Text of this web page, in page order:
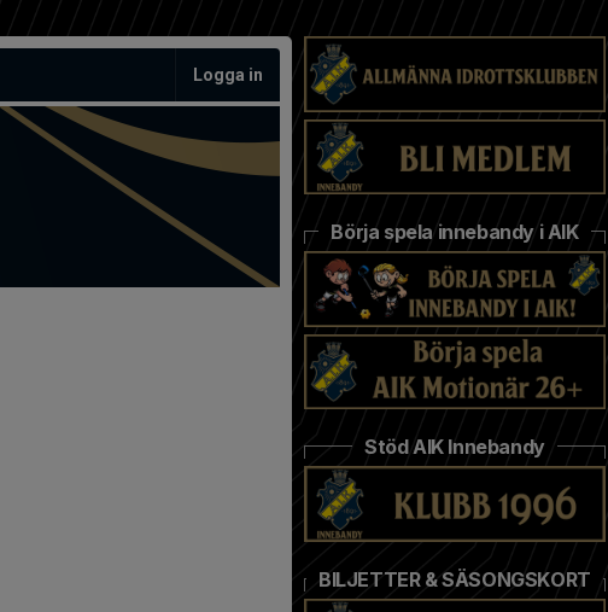
Logga in
Börja spela innebandy i AIK
Stöd AIK Innebandy
BILJETTER & SÄSONGSKORT